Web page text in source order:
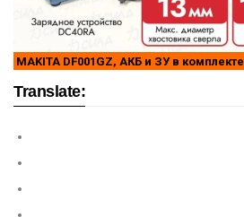
MAKITA DF001GZ, АКБ и ЗУ в комплекте
Translate: